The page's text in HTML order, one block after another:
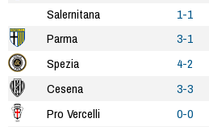
Salernitana
1-1
Parma
3-1
Spezia
4-2
Cesena
3-3
Pro Vercelli
0-0